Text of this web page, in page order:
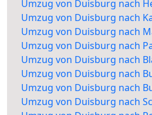
Umzug von Duisburg nach
Umzug von Duisburg nach
Umzug von Duisburg nach
Umzug von Duisburg nach
Umzug von Duisburg nach
Umzug von Duisburg nach
Umzug von Duisburg nach
Umzug von Duisburg nach